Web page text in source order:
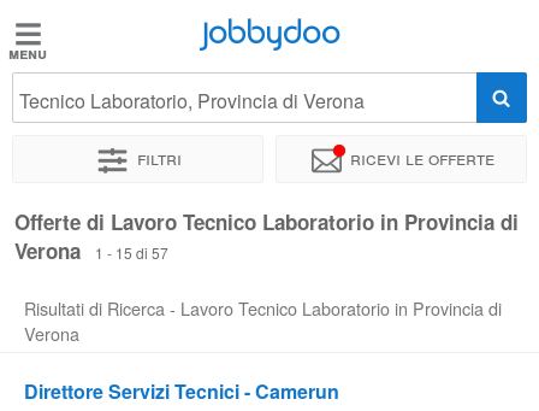
Jobbydoo
Offerte
Stipendi
Elenco
Jobbydoo
Tecnico Laboratorio, Provincia di Verona
Filtri Ricevi le offerte
Offerte di Lavoro Tecnico Laboratorio in Provincia di
Verona
1 - 15 di 57
Risultati di Ricerca - Lavoro Tecnico Laboratorio in Provincia di
Verona
Direttore Servizi Tecnici - Camerun